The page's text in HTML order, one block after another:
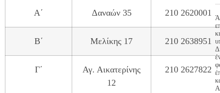
Α΄ Δαναών 35 210 2620001
Β΄ Μελίκης 17 210 2638951
Γ΄
Αγ. Αικατερίνης
12
210 2627822